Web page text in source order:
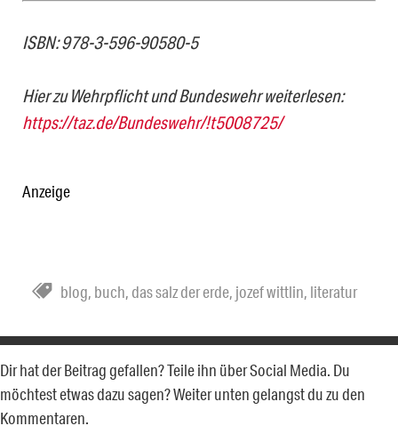
ISBN: 978-3-596-90580-5
Hier zu Wehrpflicht und Bundeswehr weiterlesen:
https://taz.de/Bundeswehr/!t5008725/
Anzeige
blog, buch, das salz der erde, jozef wittlin, literatur
Dir hat der Beitrag gefallen? Teile ihn über Social Media. Du
möchtest etwas dazu sagen? Weiter unten gelangst du zu den
Kommentaren.